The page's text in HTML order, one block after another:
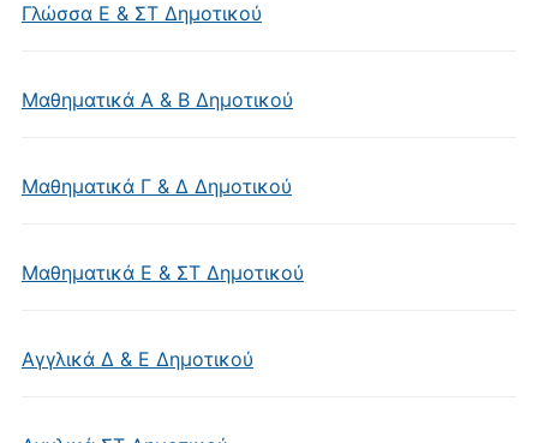
Γλώσσα Ε & ΣΤ Δημοτικού
Μαθηματικά Α & Β Δημοτικού
Μαθηματικά Γ & Δ Δημοτικού
Μαθηματικά Ε & ΣΤ Δημοτικού
Αγγλικά Δ & Ε Δημοτικού